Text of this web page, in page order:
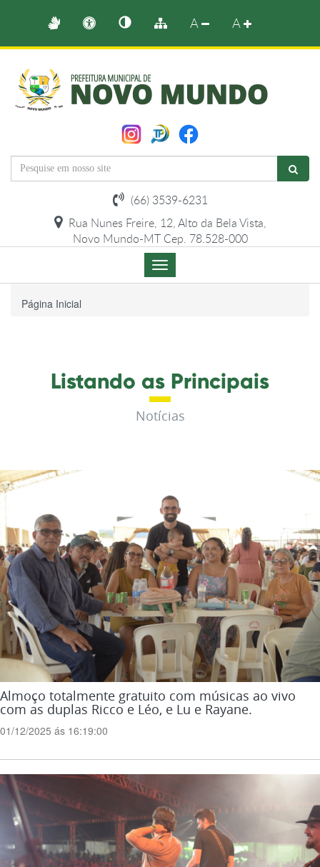
A A
(66) 3539-6231
Rua Nunes Freire, 12, Alto da Bela Vista,
Novo Mundo-MT Cep. 78.528-000
Menu
de
Página Inicial
Listando as Principais
Notícias
Almoço totalmente gratuito com músicas ao vivo
com as duplas Ricco e Léo, e Lu e Rayane.
01/12/2025 ás 16:19:00